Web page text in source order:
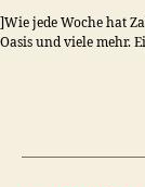
]Wie jede Woche hat
Oasis und viele mehr.